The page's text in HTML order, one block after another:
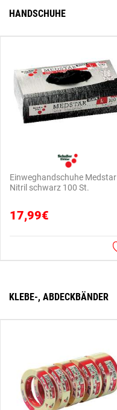
HANDSCHUHE
Einweghandschuhe Medstar
Nitril schwarz 100 St.
17,99€
KLEBE-, ABDECKBÄNDER